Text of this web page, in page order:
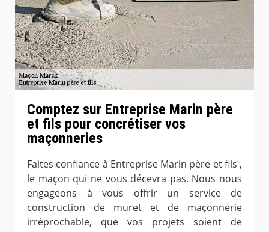
Comptez sur Entreprise Marin père
et fils pour concrétiser vos
maçonneries
Faites confiance à Entreprise Marin père et fils ,
le maçon qui ne vous décevra pas. Nous nous
engageons à vous offrir un service de
construction de muret et de maçonnerie
irréprochable, que vos projets soient de